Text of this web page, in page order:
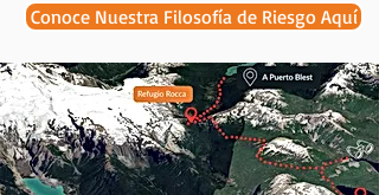
Conoce Nuestra Filosofía de Riesgo Aquí